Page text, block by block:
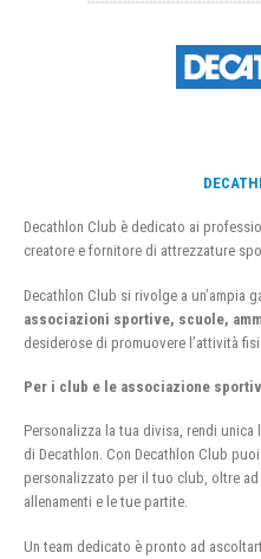
Decathlon Club è dedicato ai
creatore e fornitore di attrezzature
Decathlon Club si rivolge a un’ampia
associazioni sportive, scuole,
desiderose di promuovere l’attività
Per i club e le associazione
Personalizza la tua divisa, rendi
di Decathlon. Con Decathlon Club
personalizzato per il tuo club, oltre
allenamenti e le tue partite.
Un team dedicato è pronto ad